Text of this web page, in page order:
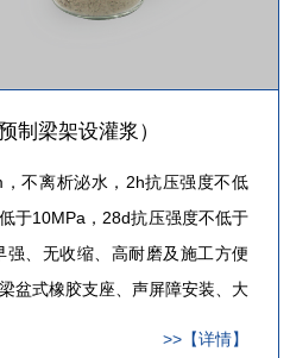
制梁架设灌浆）
不离析泌水，2h抗压强度不低
于10MPa，28d抗压强度不低于
、无收缩、高耐磨及施工方便
盆式橡胶支座、声屏障安装、大
>>【详情】